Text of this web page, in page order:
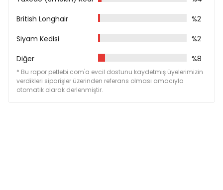
British Longhair
%2
Siyam Kedisi
%2
Diğer
%8
* Bu rapor petlebi.com'a evcil dostunu kaydetmiş üyelerimizin
verdikleri siparişler üzerinden referans olması amacıyla
otomatik olarak derlenmiştir.